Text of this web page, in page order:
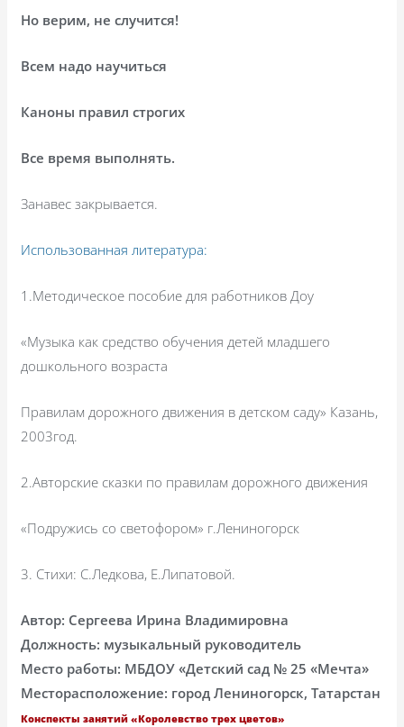
Но верим, не случится!
Всем надо научиться
Каноны правил строгих
Все время выполнять.
Занавес закрывается.
Использованная литература:
1.Методическое пособие для работников Доу
«Музыка как средство обучения детей младшего
дошкольного возраста
Правилам дорожного движения в детском саду» Казань,
2003год.
2.Авторские сказки по правилам дорожного движения
«Подружись со светофором» г.Лениногорск
3. Стихи: С.Ледкова, Е.Липатовой.
Автор: Сергеева Ирина Владимировна
Должность: музыкальный руководитель
Место работы: МБДОУ «Детский сад № 25 «Мечта»
Месторасположение: город Лениногорск, Татарстан
Конспекты занятий «Королевство трех цветов»